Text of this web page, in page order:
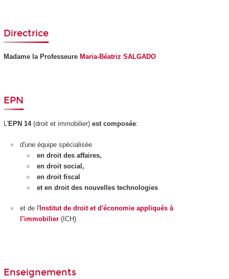
Directrice
Madame la Professeure Maria-Béatriz SALGADO
EPN
L'EPN 14 (droit et immobilier) est composée:
d'une équipe spécialisée
en droit des affaires,
en droit social,
en droit fiscal
et en droit des nouvelles technologies
et de l' Institut de droit et d'économie appliqués à
l’immobilier (ICH)
Enseignements